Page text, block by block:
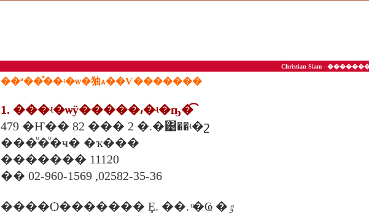
Christian Siam -
��ª��ͤ��ʵ�ѡ�㹨ѧ��Ѵ�������
1. ���ʵ�ѡÿ�����⸴�ʵ�ҧ�͡
479 �Ҥ�� 82 ��� 2 �.�͹��ʵ�շ
���ͧ�ͧ�ҹ� �ҡ���
������� 11120
�� 02-960-1569 ,02582-35-36
����Ѻ������� Ȩ. ��. ͧ�Ҩ �ٷͧ